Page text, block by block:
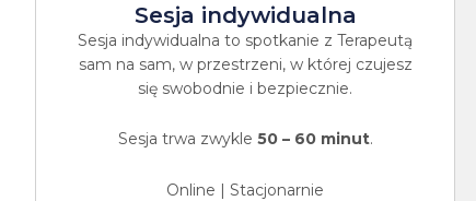
Sesja indywidualna
Sesja indywidualna to spotkanie z Terapeutą
sam na sam, w przestrzeni, w której czujesz
się swobodnie i bezpiecznie.
Sesja trwa zwykle 50 – 60 minut.
Online | Stacjonarnie